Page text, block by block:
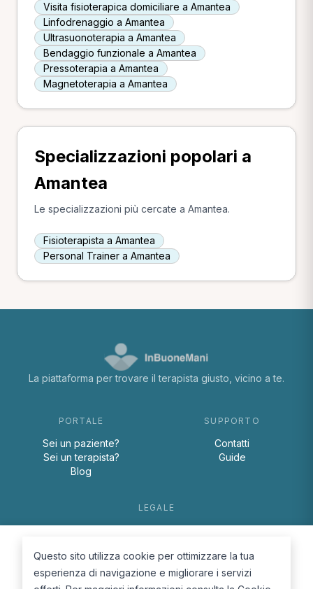
Visita fisioterapica domiciliare a Amantea
Linfodrenaggio a Amantea
Ultrasuonoterapia a Amantea
Bendaggio funzionale a Amantea
Pressoterapia a Amantea
Magnetoterapia a Amantea
Specializzazioni popolari a
Amantea
Le specializzazioni più cercate a Amantea.
Fisioterapista a Amantea
Personal Trainer a Amantea
La piattaforma per trovare il terapista giusto, vicino a te.
PORTALE
Sei un paziente?
Sei un terapista?
Blog
SUPPORTO
Contatti
Guide
LEGALE
Cookie Policy
Questo sito utilizza cookie per ottimizzare la tua
esperienza di navigazione e migliorare i servizi